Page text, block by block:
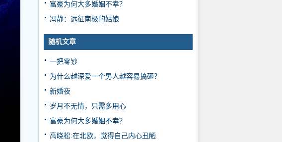
富豪为何大多婚姻不幸？
冯静：远征南极的姑娘
随机文章
一把零钞
为什么越深爱一个男人越容易搞砸？
新婚夜
岁月不无情，只需多用心
富豪为何大多婚姻不幸？
高晓松:在北欧，觉得自己内心丑陋